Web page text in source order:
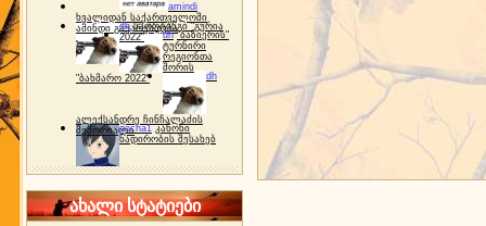
amindi
ხვალიდან საქართველოში
ამინდი გაუარესდება
dh სპორტინგი "გურია
2022"
dh "ბაზიერის"
ტურნირი
რეგიონთა
შორის
"ბახმარო 2022"
dh
ალექსანდრე ჩინჩალაძის
მემორიალიgocha1 კანონი
ნადირობის შესახებ
ახალი სტატიები